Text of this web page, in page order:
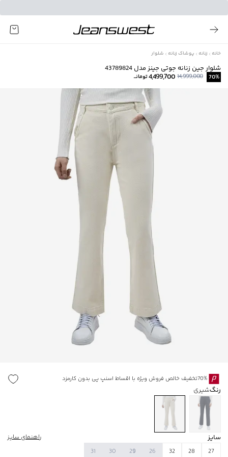
خانه زنانه پوشاک زنانه شلوار
شلوار جین زنانه جوتی جینز مدل 43789824
70%
14,999,000
4,499,700تومانــ
70%تخفیف خالص فروش ویژه با اقساط اسنپ پی بدون کارمزد
رنگشیری
سایز
راهنمای سایز
27
28
32
26
29
30
31